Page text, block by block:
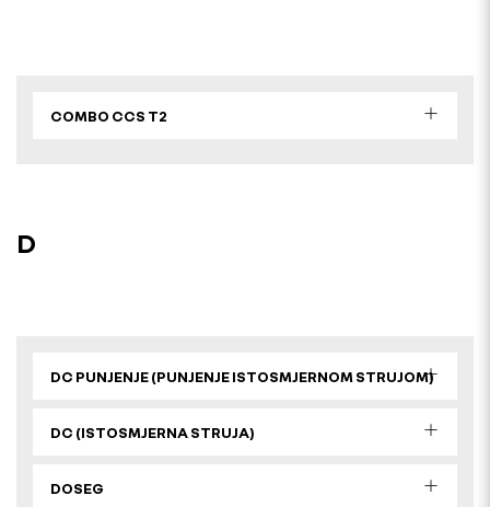
COMBO CCS T2
D
DC PUNJENJE (PUNJENJE ISTOSMJERNOM STRUJOM)
DC (ISTOSMJERNA STRUJA)
DOSEG